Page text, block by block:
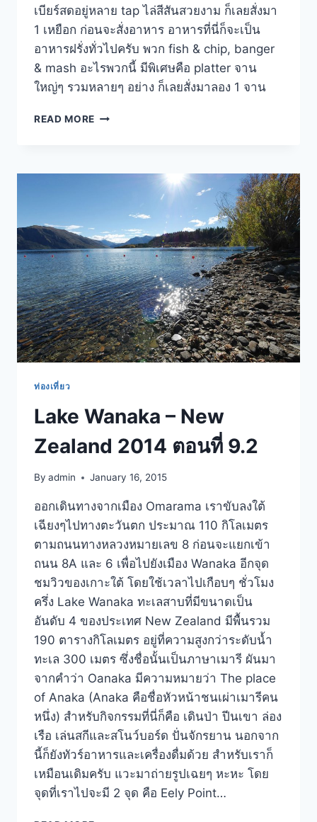
เบียร์สดอยู่หลาย tap ไล่สีสันสวยงาม ก็เลยสั่งมา
1 เหยือก ก่อนจะสั่งอาหาร อาหารที่นี่ก็จะเป็น
อาหารฝรั่งทั่วไปครับ พวก fish & chip, banger
& mash อะไรพวกนี้ มีพิเศษคือ platter จาน
ใหญ่ๆ รวมหลายๆ อย่าง ก็เลยสั่งมาลอง 1 จาน
READ MORE ร้าน
LAKE
ZEALAND
2014
ตอน
ที่
9.3
ท่องเที่ยว
Lake Wanaka – New
Zealand 2014 ตอนที่ 9.2
By admin January 16, 2015
ออกเดินทางจากเมือง Omarama เราขับลงใต้
เฉียงๆไปทางตะวันตก ประมาณ 110 กิโลเมตร
ตามถนนทางหลวงหมายเลข 8 ก่อนจะแยกเข้า
ถนน 8A และ 6 เพื่อไปยังเมือง Wanaka อีกจุด
ชมวิวของเกาะใต้ โดยใช้เวลาไปเกือบๆ ชั่วโมง
ครึ่ง Lake Wanaka ทะเลสาบที่มีขนาดเป็น
อันดับ 4 ของประเทศ New Zealand มีพื้นรวม
190 ตารางกิโลเมตร อยู่ที่ความสูงกว่าระดับน้ำ
ทะเล 300 เมตร ซึ่งชื่อนั้นเป็นภาษาเมารี ผันมา
จากคำว่า Oanaka มีความหมายว่า The place
of Anaka (Anaka คือชื่อหัวหน้าชนเผ่าเมารีคน
หนึ่ง) สำหรับกิจกรรมที่นี่ก็คือ เดินป่า ปีนเขา ล่อง
เรือ เล่นสกีและสโนว์บอร์ด ปั่นจักรยาน นอกจาก
นี้ก็ยังทัวร์อาหารและเครื่องดื่มด้วย สำหรับเราก็
เหมือนเดิมครับ แวะมาถ่ายรูปเฉยๆ หะหะ โดย
จุดที่เราไปจะมี 2 จุด คือ Eely Point…